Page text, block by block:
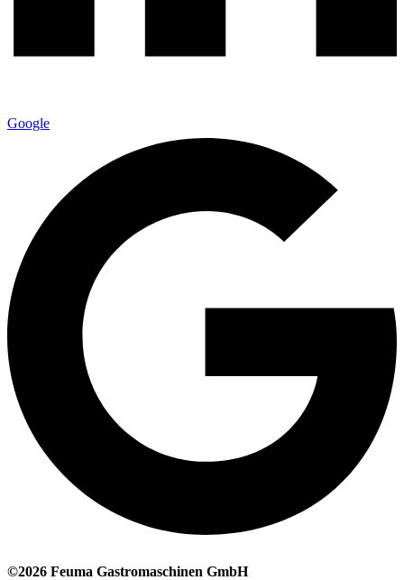
Google
©2026 Feuma Gastromaschinen GmbH